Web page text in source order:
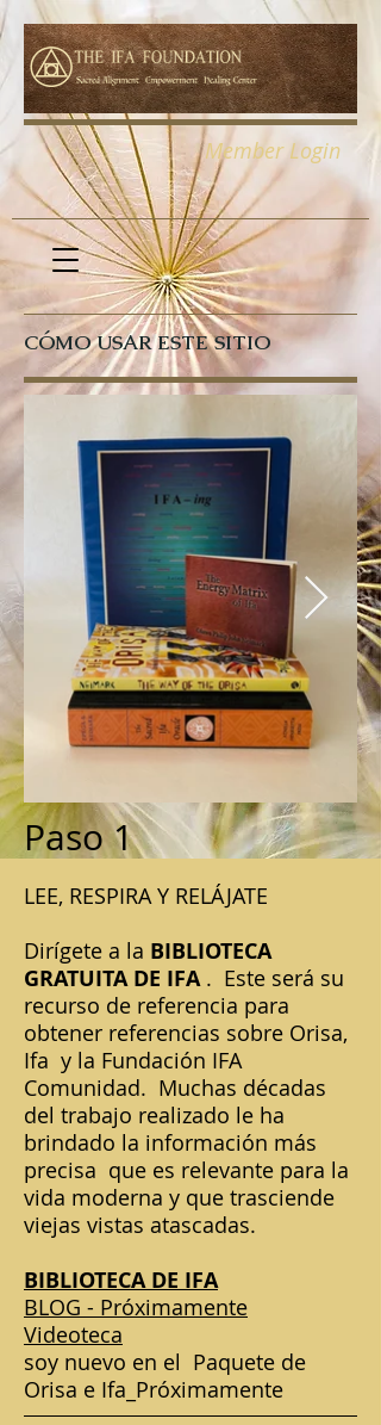
Member Login
CÓMO USAR ESTE SITIO
Paso 1
LEE, RESPIRA Y RELÁJATE
Dirígete a la BIBLIOTECA
GRATUITA DE IFA. Este será su
recurso de referencia para
obtener referencias sobre Orisa,
Ifa y la Fundación IFA
Comunidad. Muchas décadas
del trabajo realizado le ha
brindado la información más
precisa que es relevante para la
vida moderna y que trasciende
viejas vistas atascadas.
BIBLIOTECA DE IFA
BLOG - Próximamente
Videoteca
soy nuevo en el Paquete de
Orisa e Ifa_Próximamente